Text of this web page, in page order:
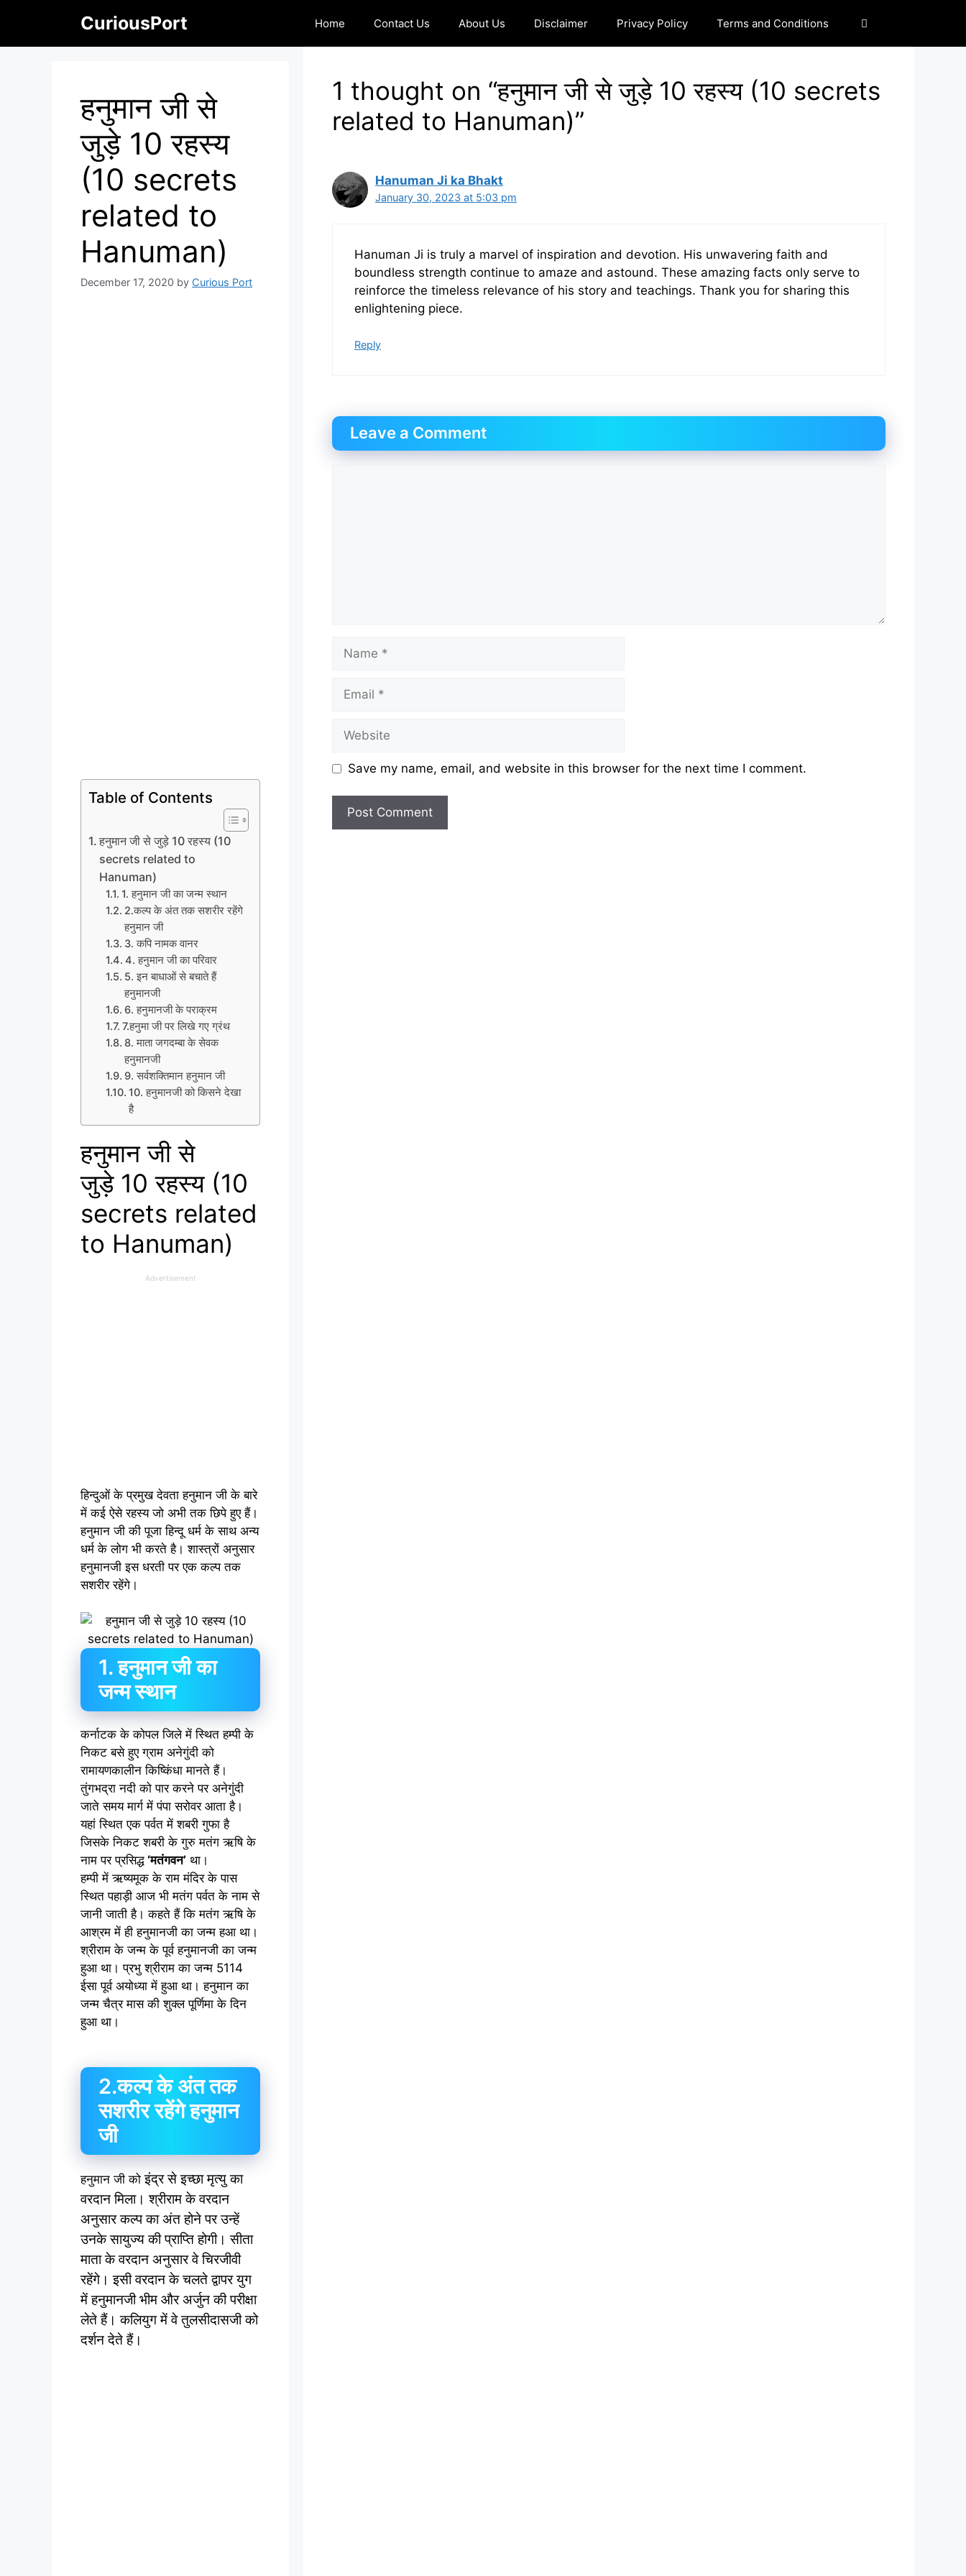
content
CuriousPort Home Contact Us About Us Disclaimer Privacy Policy Terms and Conditions
हनुमान जी से
जुड़े 10 रहस्य
(10 secrets
related to
Hanuman)
December 17, 2020 by Curious Port
Table of Contents
हनुमान जी से जुड़े 10 रहस्य (10
secrets related to
Hanuman)
1. हनुमान जी का जन्म स्थान
2.कल्प के अंत तक सशरीर रहेंगे
हनुमान जी
3. कपि नामक वानर
4. हनुमान जी का परिवार
5. इन बाधाओं से बचाते हैं
हनुमानजी
6. हनुमानजी के पराक्रम
7.हनुमा जी पर लिखे गए ग्रंथ
8. माता जगदम्बा के सेवक
हनुमानजी
9. सर्वशक्तिमान हनुमान जी
10. हनुमानजी को किसने देखा
है
हनुमान जी से
जुड़े 10 रहस्य (10
secrets related
to Hanuman)
Advertisement
हिन्दुओं के प्रमुख देवता हनुमान जी के बारे
में कई ऐसे रहस्य जो अभी तक छिपे हुए हैं।
हनुमान जी की पूजा हिन्दू धर्म के साथ अन्य
धर्म के लोग भी करते है। शास्त्रों अनुसार
हनुमानजी इस धरती पर एक कल्प तक
सशरीर रहेंगे।
1. हनुमान जी का
जन्म स्थान
कर्नाटक के कोपल जिले में स्थित हम्पी के
निकट बसे हुए ग्राम अनेगुंदी को
रामायणकालीन किष्किंधा मानते हैं।
तुंगभद्रा नदी को पार करने पर अनेगुंदी
जाते समय मार्ग में पंपा सरोवर आता है।
यहां स्थित एक पर्वत में शबरी गुफा है
जिसके निकट शबरी के गुरु मतंग ऋषि के
नाम पर प्रसिद्ध ‘मतंगवन’ था।
हम्पी में ऋष्यमूक के राम मंदिर के पास
स्थित पहाड़ी आज भी मतंग पर्वत के नाम से
जानी जाती है। कहते हैं कि मतंग ऋषि के
आश्रम में ही हनुमानजी का जन्म हआ था।
श्रीराम के जन्म के पूर्व हनुमानजी का जन्म
हुआ था। प्रभु श्रीराम का जन्म 5114
ईसा पूर्व अयोध्या में हुआ था। हनुमान का
जन्म चैत्र मास की शुक्ल पूर्णिमा के दिन
हुआ था।
2.कल्प के अंत तक
सशरीर रहेंगे हनुमान
जी
हनुमान जी कोइंद्र से इच्छा मृत्यु का
वरदान मिला। श्रीराम के वरदान
अनुसार कल्प का अंत होने पर उन्हें
उनके सायुज्य की प्राप्ति होगी। सीता
माता के वरदान अनुसार वे चिरजीवी
रहेंगे। इसी वरदान के चलते द्वापर युग
में हनुमानजी भीम और अर्जुन की परीक्षा
लेते हैं। कलियुग में वे तुलसीदासजी को
दर्शन देते हैं।
1 thought on “हनुमान जी से जुड़े 10 रहस्य (10 secrets
related to Hanuman)”
Hanuman Ji ka Bhakt
January 30, 2023 at 5:03 pm
Hanuman Ji is truly a marvel of inspiration and devotion. His unwavering faith and
boundless strength continue to amaze and astound. These amazing facts only serve to
reinforce the timeless relevance of his story and teachings. Thank you for sharing this
enlightening piece.
Reply
Leave a Comment
Save my name, email, and website in this browser for the next time I comment.